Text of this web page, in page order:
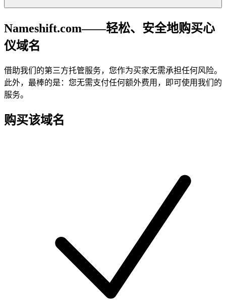
Nameshift.com——轻松、安全地购买心
仪域名
借助我们的第三方托管服务，您作为买家无需承担任何风险。
此外，最棒的是：您无需支付任何额外费用，即可使用我们的
服务。
购买该域名